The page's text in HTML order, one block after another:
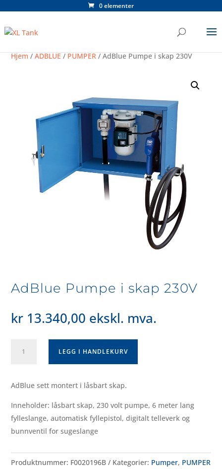
0 elementer
Hjem/ADBLUE/PUMPER/ AdBlue Pumpe i skap 230V
AdBlue Pumpe i skap 230V
kr 13.340,00 ekskl. mva.
skap
antall
LEGG I HANDLEKURV
AdBlue sett montert i låsbart skap.
Inneholder: låsbart skap, 230 volt pumpe, 6 meter lang
fylleslange, automatisk fyllepistol, digitalt telleverk og
bunnventil for sugeslange
Produktnummer: F0020196B Kategorier: Pumper, PUMPER